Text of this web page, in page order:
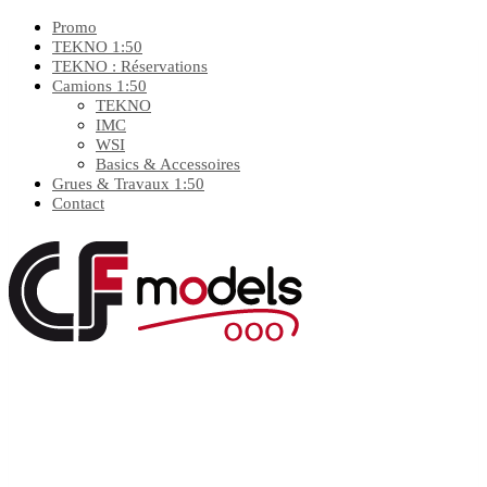
Promo
TEKNO 1:50
TEKNO : Réservations
Camions 1:50
TEKNO
IMC
WSI
Basics & Accessoires
Grues & Travaux 1:50
Contact